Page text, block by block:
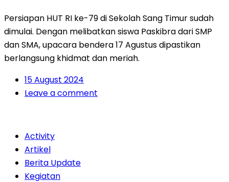
Persiapan HUT RI ke-79 di Sekolah Sang Timur sudah
dimulai. Dengan melibatkan siswa Paskibra dari SMP
dan SMA, upacara bendera 17 Agustus dipastikan
berlangsung khidmat dan meriah.
15 August 2024
Leave a comment
Activity
Artikel
Berita Update
Kegiatan